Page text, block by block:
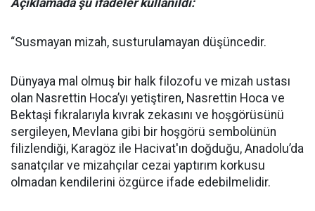
Açıklamada şu ifadeler kullanıldı:
“Susmayan mizah, susturulamayan düşüncedir.
Dünyaya mal olmuş bir halk filozofu ve mizah ustası
olan Nasrettin Hoca’yı yetiştiren, Nasrettin Hoca ve
Bektaşi fıkralarıyla kıvrak zekasını ve hoşgörüsünü
sergileyen, Mevlana gibi bir hoşgörü sembolünün
filizlendiği, Karagöz ile Hacivat'ın doğduğu, Anadolu’da
sanatçılar ve mizahçılar cezai yaptırım korkusu
olmadan kendilerini özgürce ifade edebilmelidir.